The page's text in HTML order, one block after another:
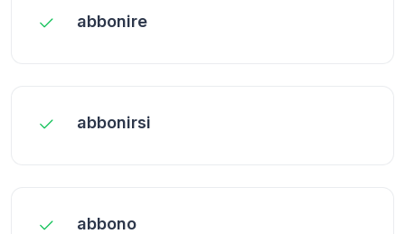
abbonire
abbonirsi
abbono